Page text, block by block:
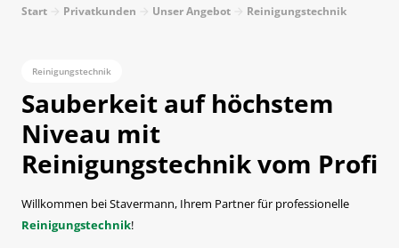
Start Privatkunden Unser Angebot Reinigungstechnik
Reinigungstechnik
Sauberkeit auf höchstem
Niveau mit
Reinigungstechnik vom Profi
Willkommen bei Stavermann, Ihrem Partner für professionelle
Reinigungstechnik!